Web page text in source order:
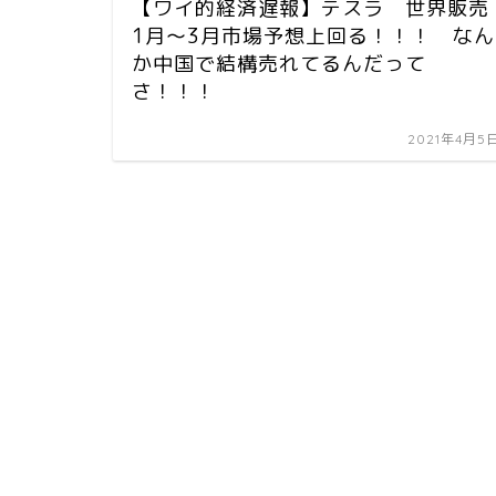
【ワイ的経済遅報】テスラ 世界販売
1月〜3月市場予想上回る！！！ なん
か中国で結構売れてるんだって
さ！！！
2021年4月5